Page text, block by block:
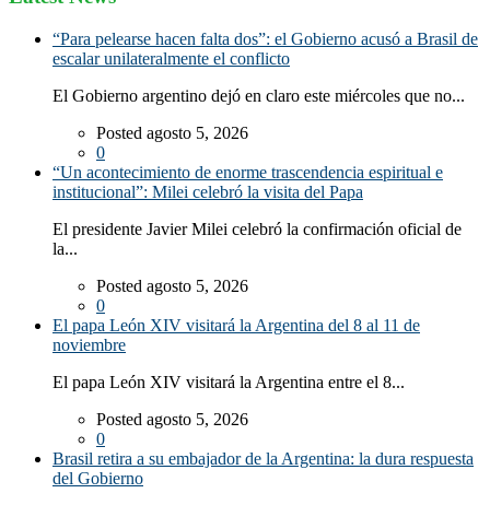
“Para pelearse hacen falta dos”: el Gobierno acusó a Brasil de
escalar unilateralmente el conflicto
El Gobierno argentino dejó en claro este miércoles que no...
Posted agosto 5, 2026
0
“Un acontecimiento de enorme trascendencia espiritual e
institucional”: Milei celebró la visita del Papa
El presidente Javier Milei celebró la confirmación oficial de
la...
Posted agosto 5, 2026
0
El papa León XIV visitará la Argentina del 8 al 11 de
noviembre
El papa León XIV visitará la Argentina entre el 8...
Posted agosto 5, 2026
0
Brasil retira a su embajador de la Argentina: la dura respuesta
del Gobierno